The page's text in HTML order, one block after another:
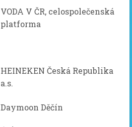
VODA V ČR, celospolečenská
platforma
HEINEKEN Česká Republika
a.s.
Daymoon Děčín